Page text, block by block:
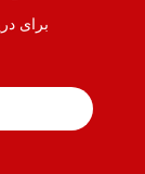
برای